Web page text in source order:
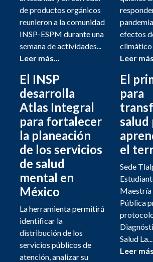
de productos orgánicos
reunieron a la comunidad
INSP-ESPM durante una
semana de actividades...
Leer más...
efectos
climático
Leer
El INSP
desarrolla
Atlas Integral
para fortalecer
la planeación
de los servicios
de salud
mental en
México
La herramienta permitirá
identificar la
distribución de los
servicios públicos de
atención, analizar su
El
para
salud
el
Sede
Maestría
Pública
Salud La...
Leer